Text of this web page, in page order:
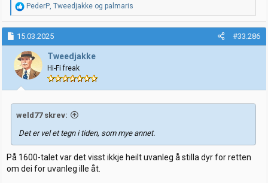
R
e
a
k
j
o
n
e
r
PederP Tweedjakke og palmaris
15.03.2025 #33.286
Tweedjakke
Hi-Fi freak
weld77 skrev:
Det er vel et tegn i tiden, som mye annet.
På 1600-talet var det visst ikkje heilt uvanleg å stilla dyr for retten
om dei for uvanleg ille åt.